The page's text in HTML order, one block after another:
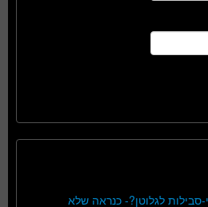
לגלוטן?- כנראה שלא